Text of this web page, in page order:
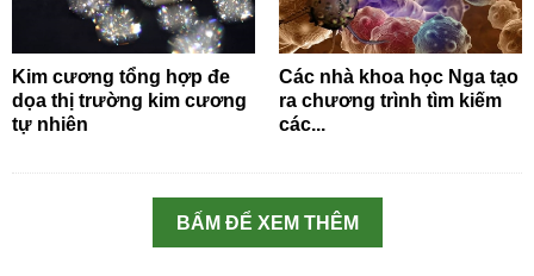
Kim cương tổng hợp đe
dọa thị trường kim cương
tự nhiên
Các nhà khoa học Nga tạo
ra chương trình tìm kiếm
các...
BẤM ĐỂ XEM THÊM